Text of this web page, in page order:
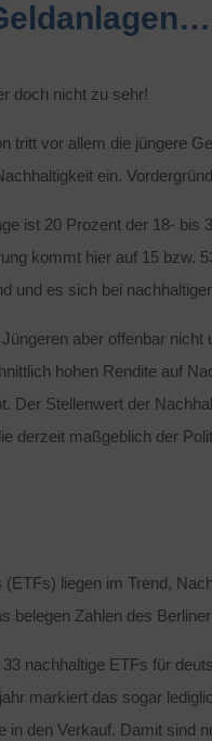
doch nicht zu sehr!
tritt vor allem die jüngere
ein.
ist 20 Prozent der 18- bis
kommt hier auf 15 bzw.
und es sich bei
aber offenbar
hohen Rendite auf
Der Stellenwert der
derzeit maßgeblich der
(ETFs) liegen im Trend,
belegen Zahlen des
nachhaltige ETFs für
markiert das sogar
in den Verkauf. Damit sind